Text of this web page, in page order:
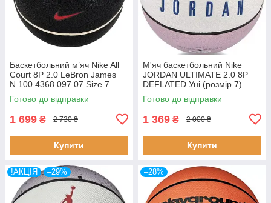
Баскетбольний м’яч Nike All
Court 8P 2.0 LeBron James
N.100.4368.097.07 Size 7
чорний з логотипом LeBron
James
Готово до відправки
1 699 ₴ 2 730 ₴
Купити
М'яч баскетбольний Nike
JORDAN ULTIMATE 2.0 8P
DEFLATED Уні (розмір 7)
J.100.8254.421.07
Готово до відправки
1 369 ₴ 2 000 ₴
Купити
!АКЦІЯ –29% –28%